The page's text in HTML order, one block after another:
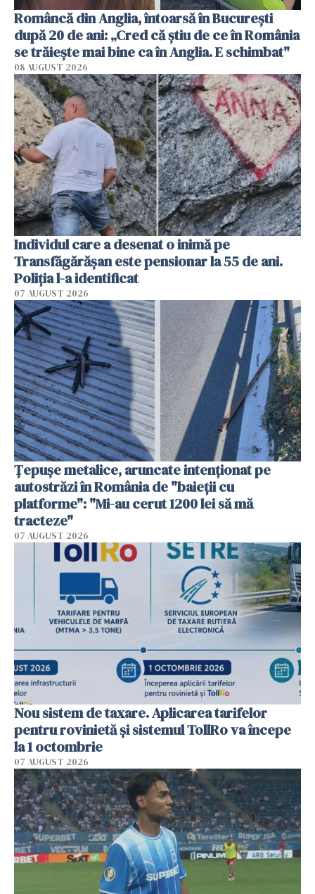
Româncă din Anglia, întoarsă în București
după 20 de ani: „Cred că știu de ce în România
se trăiește mai bine ca în Anglia. E schimbat"
08 AUGUST 2026
Individul care a desenat o inimă pe
Transfăgărășan este pensionar la 55 de ani.
Poliția l-a identificat
07 AUGUST 2026
Țepușe metalice, aruncate intenționat pe
autostrăzi în România de "baieții cu
platforme": "Mi-au cerut 1200 lei să mă
tracteze"
07 AUGUST 2026
Nou sistem de taxare. Aplicarea tarifelor
pentru rovinietă şi sistemul TollRo va începe
la 1 octombrie
07 AUGUST 2026